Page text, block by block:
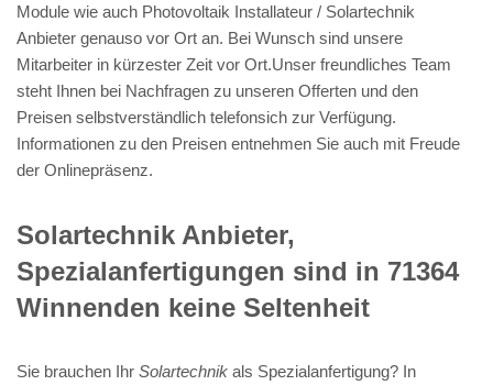
Module wie auch Photovoltaik Installateur / Solartechnik
Anbieter genauso vor Ort an. Bei Wunsch sind unsere
Mitarbeiter in kürzester Zeit vor Ort.Unser freundliches Team
steht Ihnen bei Nachfragen zu unseren Offerten und den
Preisen selbstverständlich telefonsich zur Verfügung.
Informationen zu den Preisen entnehmen Sie auch mit Freude
der Onlinepräsenz.
Solartechnik Anbieter,
Spezialanfertigungen sind in 71364
Winnenden keine Seltenheit
Sie brauchen Ihr Solartechnik als Spezialanfertigung? In